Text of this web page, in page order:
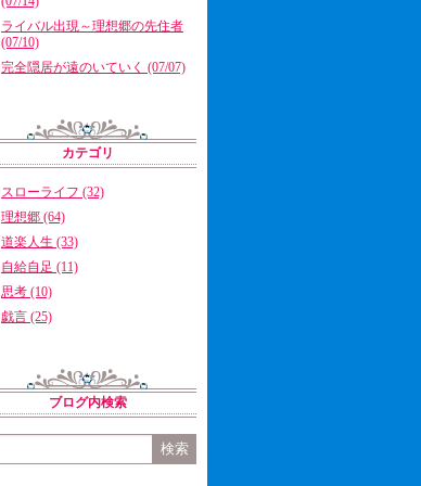
ライバル出現～理想郷の先住者
(07/10)
完全隠居が遠のいていく (07/07)
カテゴリ
スローライフ (32)
理想郷 (64)
道楽人生 (33)
自給自足 (11)
思考 (10)
戯言 (25)
ブログ内検索